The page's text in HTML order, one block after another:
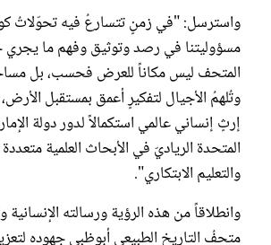
واسترسل: "في زمنٍ تتسارعُ فيه تحوّلاتُ
مسؤوليتنا في رصد وتوثيق وفهم ما يجري
المتحف ليس مكاناً للعرض فحسب، بل
وتُلهمُ الأجيال لتفكيرٍ أعمق بمستقبل
إرثٍ إنساني عالمي استكمالاً لدور دولة
المتحدة الرياديّ في الأبحاث العلمية
والتعليم الابتكاري".
وانطلاقاً من هذه الرؤية ورسالته الإنسانية
متحفُ التاريخ الطبيعي أبوظبي جهوده